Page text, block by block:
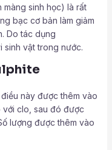
màng sinh học) là rất
bạc cơ bản làm giảm
Do tác dụng
sinh vật trong nước.
này được thêm vào
với clo, sau đó được
lượng được thêm vào